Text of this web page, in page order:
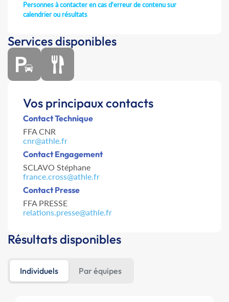
Personnes à contacter en cas d'erreur de contenu sur
calendrier ou résultats
Services disponibles
Vos principaux contacts
Contact Technique
FFA CNR
cnr@athle.fr
Contact Engagement
SCLAVO Stéphane
france.cross@athle.fr
Contact Presse
FFA PRESSE
relations.presse@athle.fr
Résultats disponibles
Individuels Par équipes